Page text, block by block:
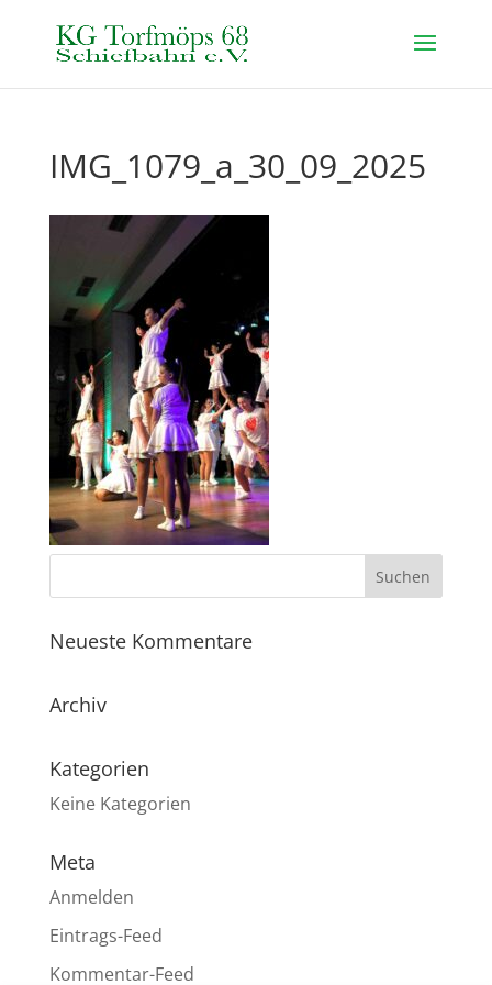
IMG_1079_a_30_09_2025
Neueste Kommentare
Archiv
Kategorien
Keine Kategorien
Meta
Anmelden
Eintrags-Feed
Kommentar-Feed